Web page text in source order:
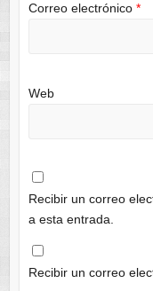
Correo electrónico *
Web
Recibir un correo
a esta entrada.
Recibir un correo